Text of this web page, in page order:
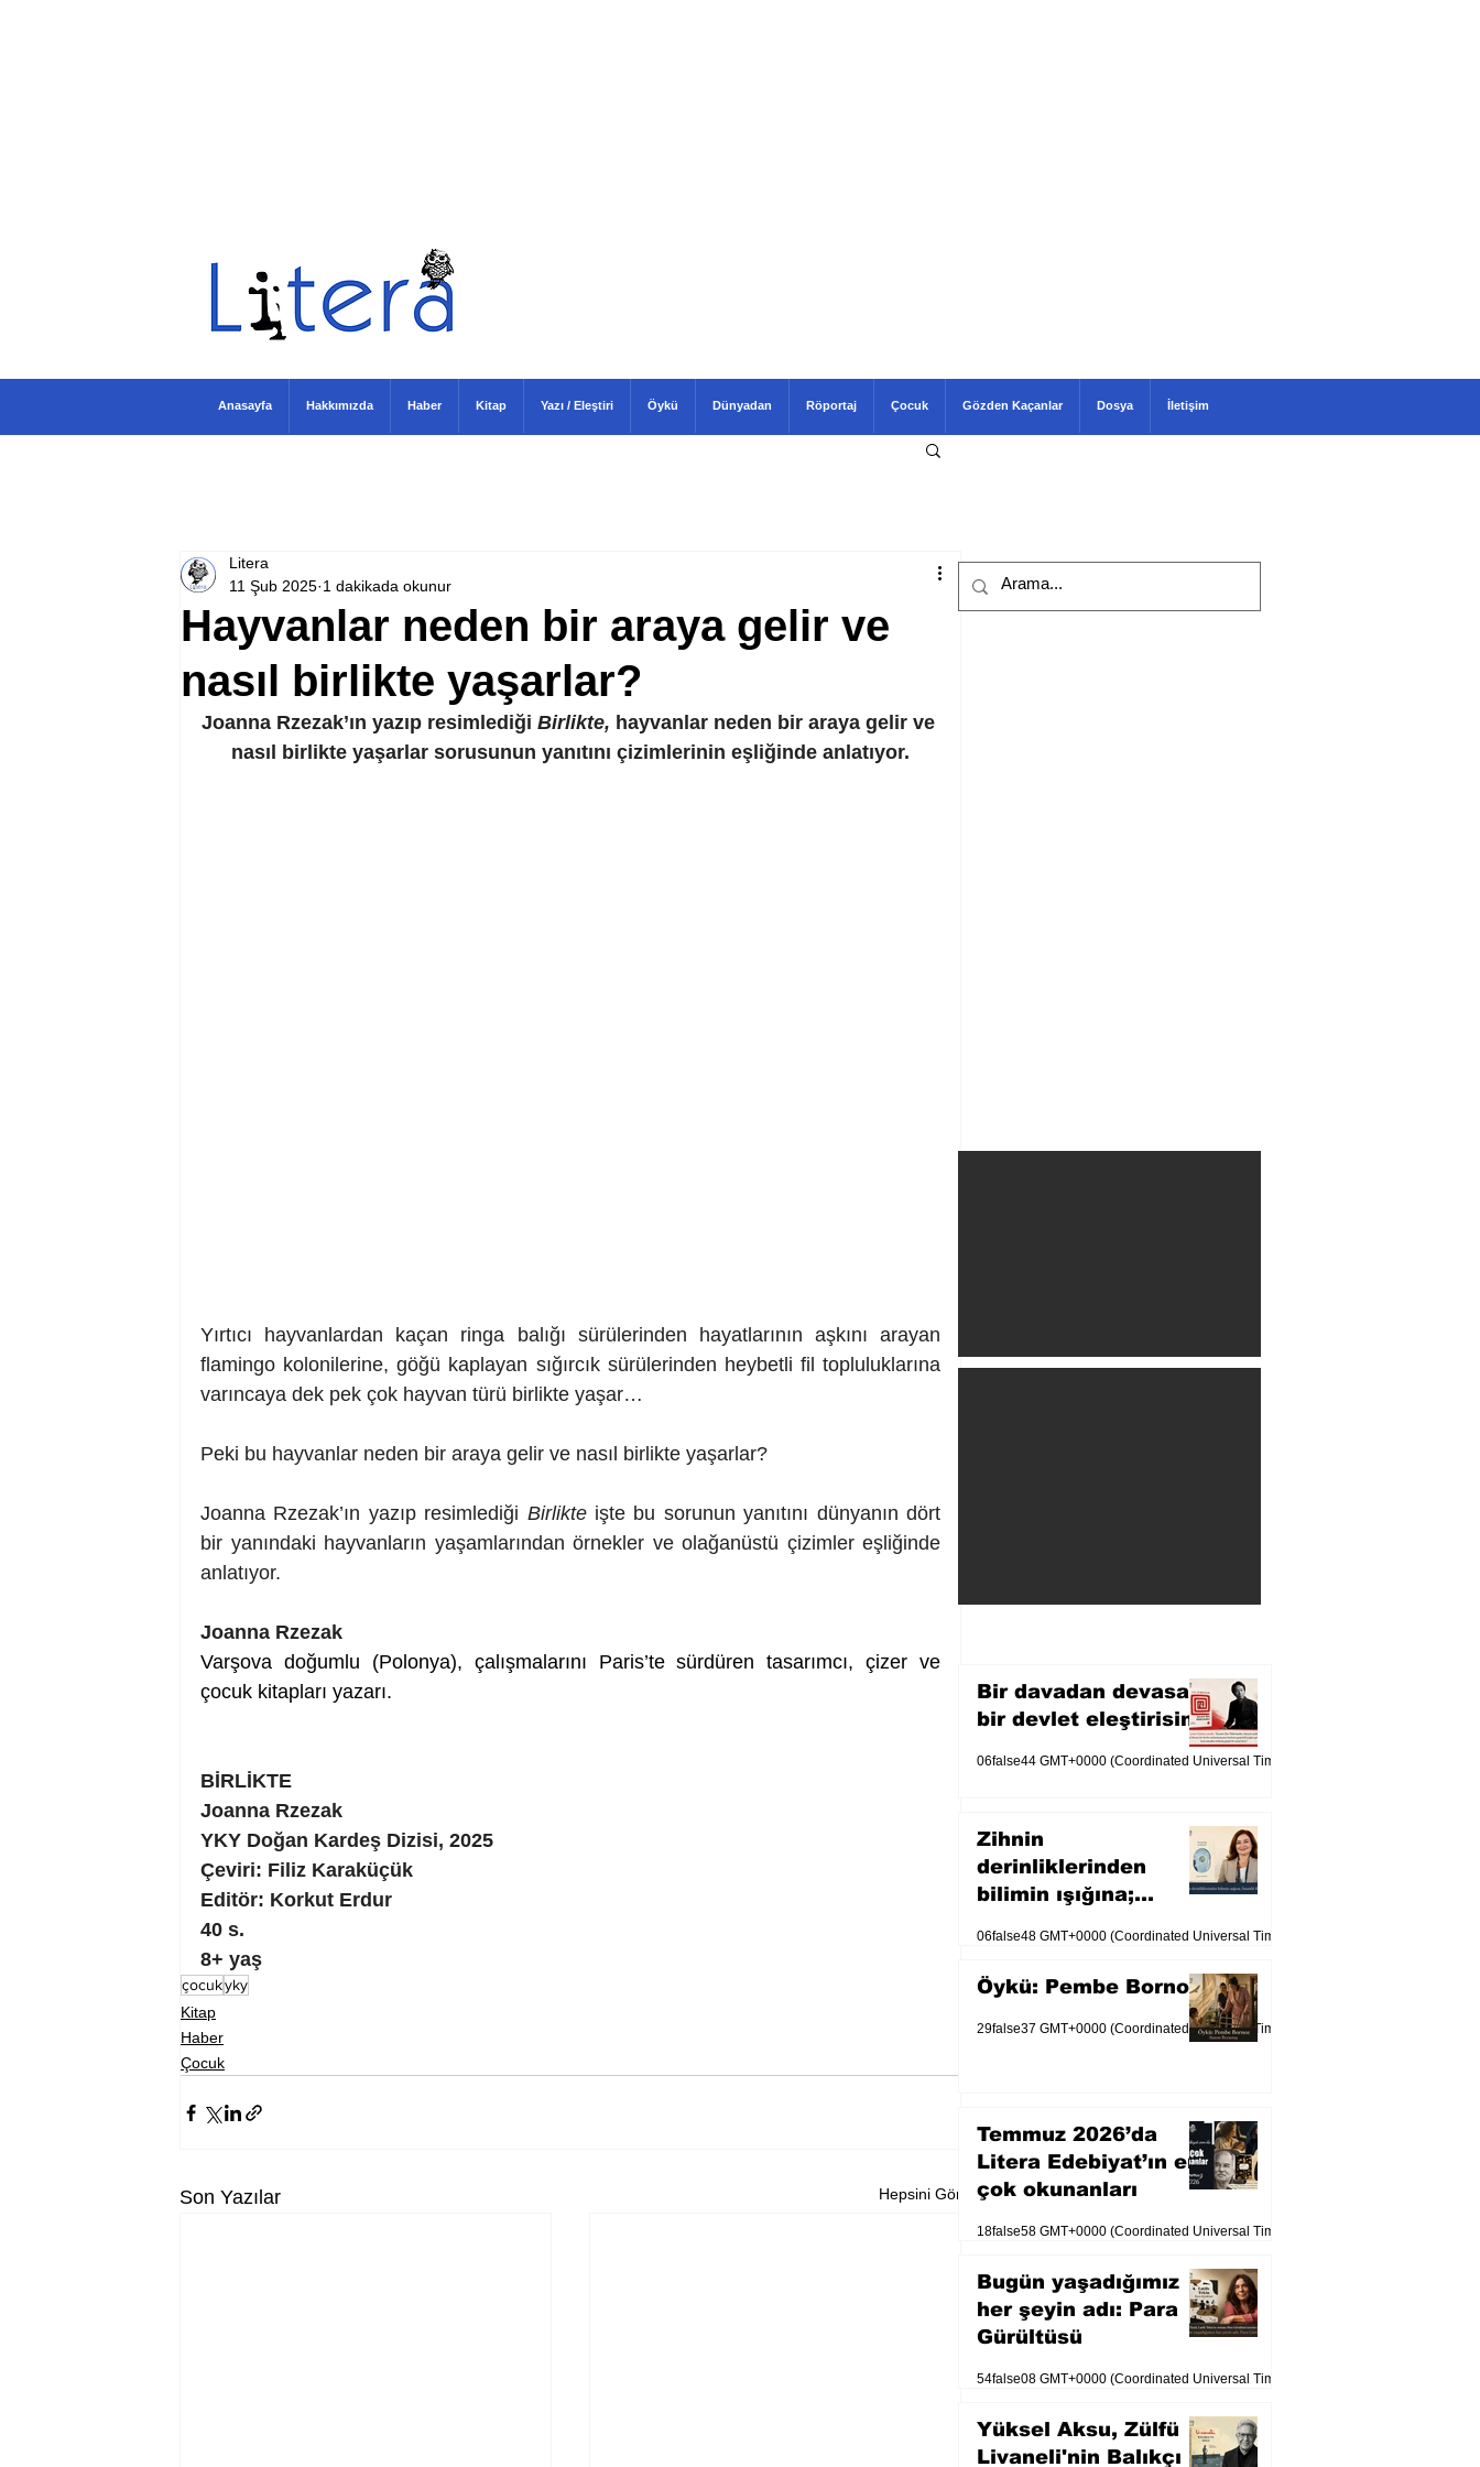
Hayvanlar neden bir araya gelir ve
nasıl birlikte yaşarlar?
Litera
11 Şub 2025 1 dakikada okunur
Joanna Rzezak’ın yazıp resimlediği Birlikte, hayvanlar neden bir araya gelir ve
nasıl birlikte yaşarlar sorusunun yanıtını çizimlerinin eşliğinde anlatıyor.
Yırtıcı hayvanlardan kaçan ringa balığı sürülerinden hayatlarının aşkını arayan
flamingo kolonilerine, göğü kaplayan sığırcık sürülerinden heybetli fil topluluklarına
varıncaya dek pek çok hayvan türü birlikte yaşar…
Peki bu hayvanlar neden bir araya gelir ve nasıl birlikte yaşarlar?
Joanna Rzezak’ın yazıp resimlediği Birlikte işte bu sorunun yanıtını dünyanın dört
bir yanındaki hayvanların yaşamlarından örnekler ve olağanüstü çizimler eşliğinde
anlatıyor.
Joanna Rzezak
Varşova doğumlu (Polonya), çalışmalarını Paris’te sürdüren tasarımcı, çizer ve
çocuk kitapları yazarı.
BİRLİKTE
Joanna Rzezak
YKY Doğan Kardeş Dizisi, 2025
Çeviri: Filiz Karaküçük
Editör: Korkut Erdur
40 s.
8+ yaş
çocukyky
Kitap
Haber
Çocuk
Son Yazılar Hepsini Gör
Bir davadan devasa
bir devlet eleştirisine
06false44 GMT+0000 (Coordinated Universal Time)
Zihnin
derinliklerinden
bilimin ışığına;
06false48 GMT+0000 (Coordinated Universal Time)
Öykü: Pembe Bornoz
29false37 GMT+0000 (Coordinated Universal Time)
Temmuz 2026’da
Litera Edebiyat’ın en
çok okunanları
18false58 GMT+0000 (Coordinated Universal Time)
Bugün yaşadığımız
her şeyin adı: Para
Gürültüsü
54false08 GMT+0000 (Coordinated Universal Time)
Yüksel Aksu, Zülfü
Livaneli'nin Balıkçı
Anasayfa Hakkımızda Haber Kitap Yazı / Eleştiri Öykü Dünyadan Röportaj Çocuk Gözden Kaçanlar Dosya İletişim